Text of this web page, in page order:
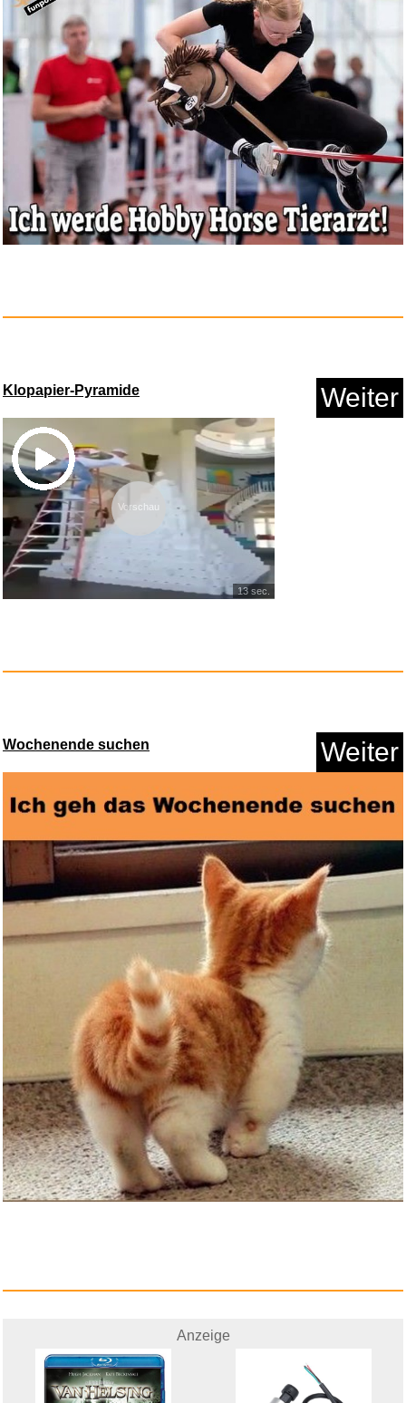
Warmies® Wärmekissen/Sch...
Augenmaske, Grüne Frosch ...
Edelstahl Druckaufnehmer 1/8
N...
Anzeige
Van Helsing...
Anzeige
Klopapier-Pyramide Weiter
Vorschau
13 sec.
Wochenende suchen Weiter
Anzeige